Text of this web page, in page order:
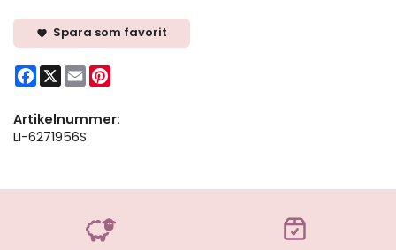
Spara som favorit
Facebook
X Email
Artikelnummer:
LI-6271956S